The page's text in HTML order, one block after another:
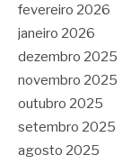
fevereiro 2026
janeiro 2026
dezembro 2025
novembro 2025
outubro 2025
setembro 2025
agosto 2025